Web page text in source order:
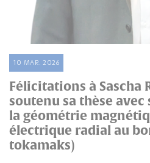
10 MAR. 2026
Félicitations à Sascha
soutenu sa thèse avec
la géométrie
électrique radial au
tokamaks)